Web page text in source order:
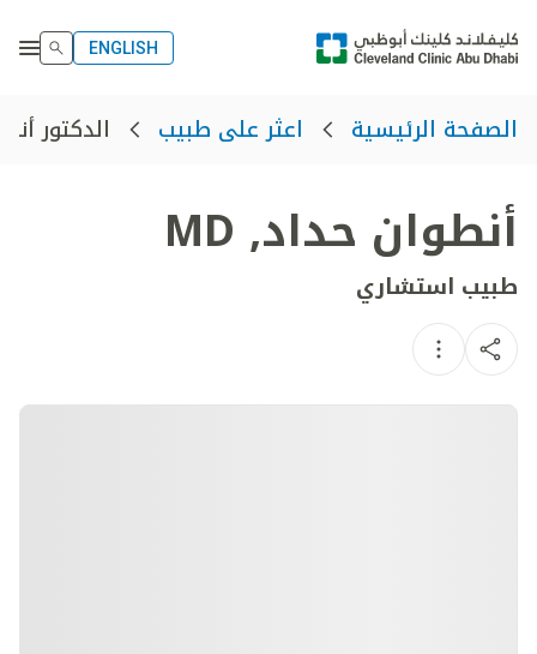
ENGLISH
الصفحة الرئيسية اعثر على طبيب الدكتور
أنطوان حداد,
MD
طبيب استشاري